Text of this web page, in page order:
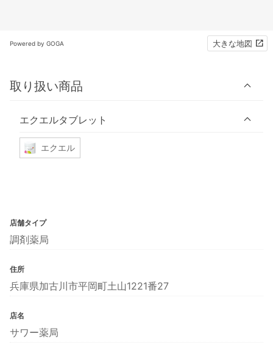
Powered by GOGA 大きな地図
取り扱い商品
エクエルタブレット
エクエル
店舗タイプ
調剤薬局
住所
兵庫県加古川市平岡町土山1221番27
店名
サワー薬局